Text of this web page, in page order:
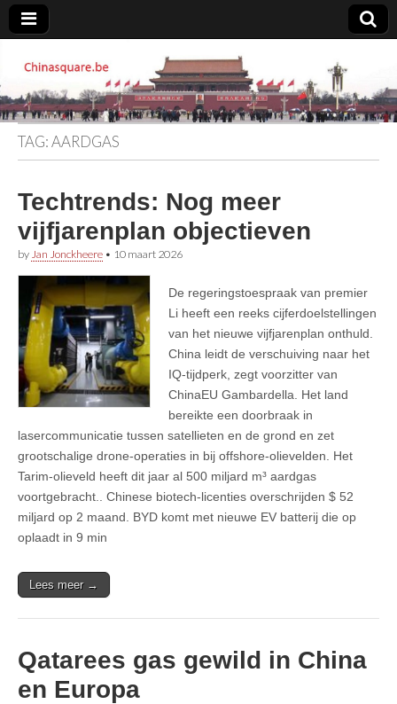
Chinasquare.be
TAG:AARDGAS
Techtrends: Nog meer
vijfjarenplan objectieven
by Jan Jonckheere • 10 maart 2026
De regeringstoespraak van premier
Li heeft een reeks cijferdoelstellingen
van het nieuwe vijfjarenplan onthuld.
China leidt de verschuiving naar het
IQ-tijdperk, zegt voorzitter van
ChinaEU Gambardella. Het land
bereikte een doorbraak in
lasercommunicatie tussen satellieten en de grond en zet
grootschalige drone-operaties in bij offshore-olievelden. Het
Tarim-olieveld heeft dit jaar al 500 miljard m³ aardgas
voortgebracht.. Chinese biotech-licenties overschrijden $ 52
miljard op 2 maand. BYD komt met nieuwe EV batterij die op
oplaadt in 9 min
Lees meer →
Qatarees gas gewild in China
en Europa